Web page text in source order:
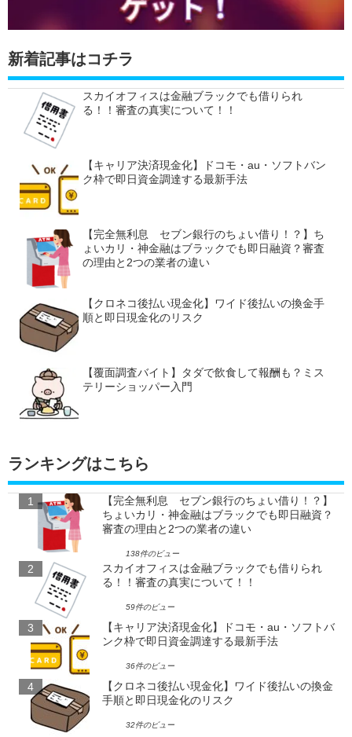
新着記事はコチラ
スカイオフィスは金融ブラックでも借りられ
る！！審査の真実について！！
【キャリア決済現金化】ドコモ・au・ソフトバン
ク枠で即日資金調達する最新手法
【完全無利息 セブン銀行のちょい借り！？】ち
ょいカリ・神金融はブラックでも即日融資？審査
の理由と2つの業者の違い
【クロネコ後払い現金化】ワイド後払いの換金手
順と即日現金化のリスク
【覆面調査バイト】タダで飲食して報酬も？ミス
テリーショッパー入門
ランキングはこちら
【完全無利息 セブン銀行のちょい借り！？】
ちょいカリ・神金融はブラックでも即日融資？
審査の理由と2つの業者の違い
138件のビュー
スカイオフィスは金融ブラックでも借りられ
る！！審査の真実について！！
59件のビュー
【キャリア決済現金化】ドコモ・au・ソフトバ
ンク枠で即日資金調達する最新手法
36件のビュー
【クロネコ後払い現金化】ワイド後払いの換金
手順と即日現金化のリスク
32件のビュー